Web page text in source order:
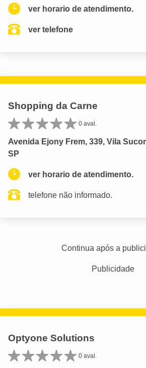
ver horario de atendimento.
ver telefone
Shopping da Carne
0 aval.
Avenida Ejony Frem, 339, Vila
SP
ver horario de atendimento.
telefone não informado.
Continua após a
Publicidade
Optyone Solutions
0 aval.